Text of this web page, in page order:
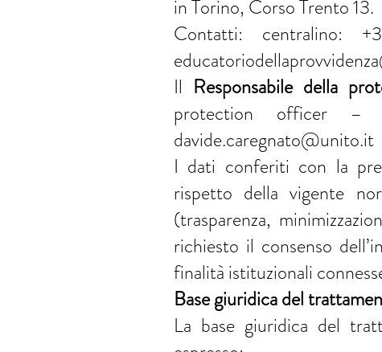
in Torino, Corso Trento 13.
Contatti: centralino:
Il Responsabile della
protection officer –
davide.caregnato@unito.it
I dati conferiti con la
rispetto della vigente
(trasparenza,
richiesto il consenso
finalità istituzionali
Base giuridica del
La base giuridica del